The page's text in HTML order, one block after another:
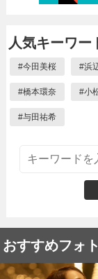
人気キーワー
#今田美桜 #浜
#橋本環奈 #小
#与田祐希
おすすめフォト